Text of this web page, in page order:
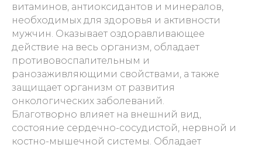
витаминов, антиоксидантов и минералов,
необходимых для здоровья и активности
мужчин. Оказывает оздоравливающее
действие на весь организм, обладает
противовоспалительным и
ранозаживляющими свойствами, а также
защищает организм от развития
онкологических заболеваний.
Благотворно влияет на внешний вид,
состояние сердечно-сосудистой, нервной и
костно-мышечной системы. Обладает